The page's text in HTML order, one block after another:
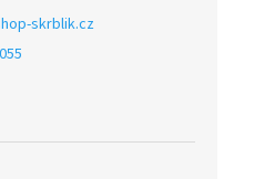
skrblik.cz